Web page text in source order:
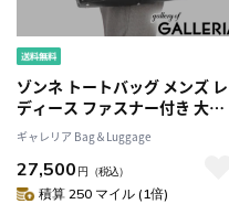
ゾンネ トートバッグ メンズ レ
ディース ファスナー付き 大き
め A4 B4 SONNE 本革 革 ブラン
ド 2WAY 通勤バッグ 通勤カバン
通勤 営業 ショルダー ビジネス
バッグ おしゃれ 上品 CLAUDIO
ギャレリア Bag＆Luggage
27,500 円 （税込）
積算 250 マイル (1倍)